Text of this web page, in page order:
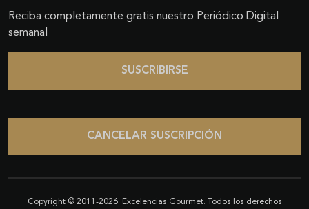
Reciba completamente gratis nuestro Periódico Digital
semanal
SUSCRIBIRSE
CANCELAR SUSCRIPCIÓN
Copyright © 2011-2026. Excelencias Gourmet. Todos los derechos